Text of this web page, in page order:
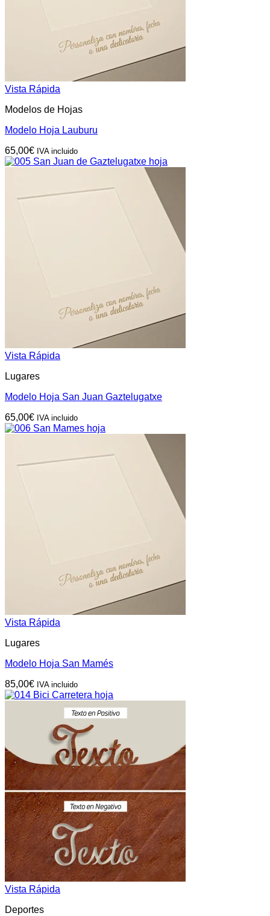
Vista Rápida
Modelos de Hojas
Modelo Hoja Lauburu
65,00€ IVA incluido
Vista Rápida
Lugares
Modelo Hoja San Juan Gaztelugatxe
65,00€ IVA incluido
Vista Rápida
Lugares
Modelo Hoja San Mamés
85,00€ IVA incluido
Vista Rápida
Deportes